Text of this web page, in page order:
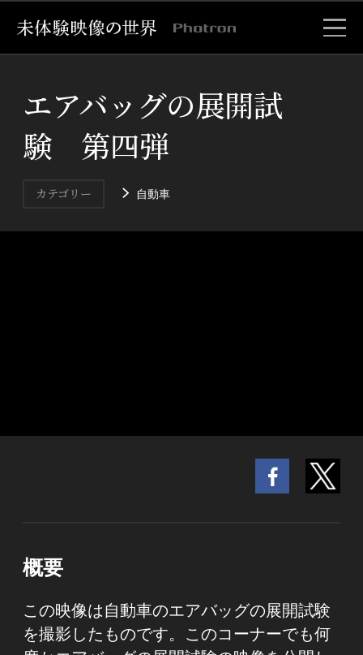
エアバッグの展開試
験 第四弾
カテゴリー 自動車
概要
この映像は自動車のエアバッグの展開試験
を撮影したものです。このコーナーでも何